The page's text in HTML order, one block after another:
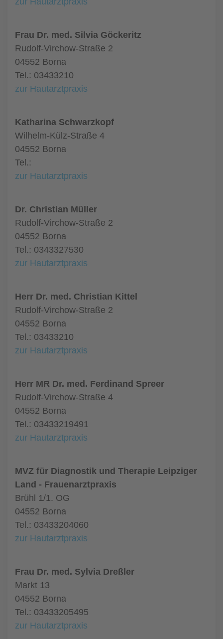
Frau Dr. med. Silvia Göckeritz
Rudolf-Virchow-Straße 2
04552 Borna
Tel.: 03433210
zur Hautarztpraxis
Katharina Schwarzkopf
Wilhelm-Külz-Straße 4
04552 Borna
Tel.:
zur Hautarztpraxis
Dr. Christian Müller
Rudolf-Virchow-Straße 2
04552 Borna
Tel.: 0343327530
zur Hautarztpraxis
Herr Dr. med. Christian Kittel
Rudolf-Virchow-Straße 2
04552 Borna
Tel.: 03433210
zur Hautarztpraxis
Herr MR Dr. med. Ferdinand Spreer
Rudolf-Virchow-Straße 4
04552 Borna
Tel.: 03433219491
zur Hautarztpraxis
MVZ für Diagnostik und Therapie Leipziger
Land - Frauenarztpraxis
Brühl 1/1. OG
04552 Borna
Tel.: 03433204060
zur Hautarztpraxis
Frau Dr. med. Sylvia Dreßler
Markt 13
04552 Borna
Tel.: 03433205495
zur Hautarztpraxis